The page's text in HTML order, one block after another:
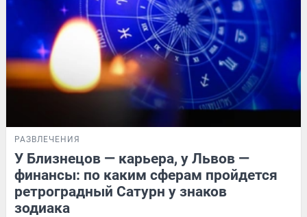
РАЗВЛЕЧЕНИЯ
У Близнецов — карьера, у Львов —
финансы: по каким сферам пройдется
ретроградный Сатурн у знаков
зодиака